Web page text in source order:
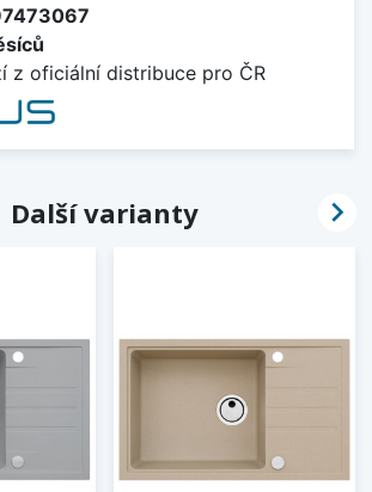
z oficiální distribuce pro ČR
Další varianty 